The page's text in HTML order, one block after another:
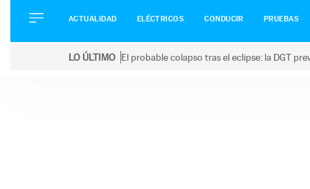
CONDUCIR
ACTUALIDAD ELÉCTRICOS CONDUCIR PRUEBAS
LO ÚLTIMO El probable colapso tras el eclipse: la DGT